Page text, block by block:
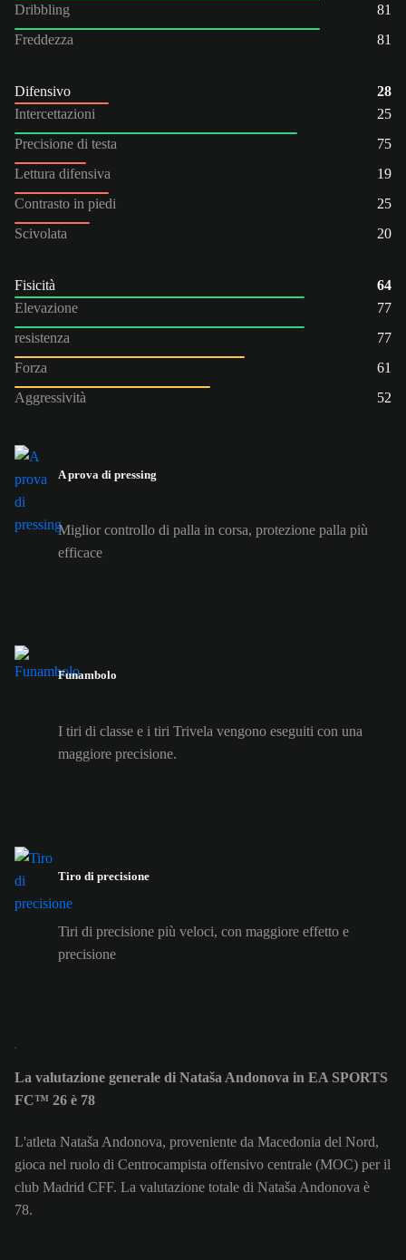
Dribbling
81
Freddezza
81
Difensivo
28
Intercettazioni
25
Precisione di testa
75
Lettura difensiva
19
Contrasto in piedi
25
Scivolata
20
Fisicità
64
Elevazione
77
resistenza
77
Forza
61
Aggressività
52
A prova di pressing
Miglior controllo di palla in corsa, protezione palla più
efficace
Funambolo
I tiri di classe e i tiri Trivela vengono eseguiti con una
maggiore precisione.
Tiro di precisione
Tiri di precisione più veloci, con maggiore effetto e
precisione
La valutazione generale di Nataša Andonova in EA SPORTS
FC™ 26 è 78
L'atleta Nataša Andonova, proveniente da Macedonia del Nord,
gioca nel ruolo di Centrocampista offensivo centrale (MOC) per il
club Madrid CFF. La valutazione totale di Nataša Andonova è
78.